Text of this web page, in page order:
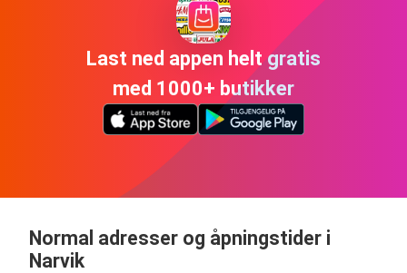
Last ned appen helt gratis
med 1000+ butikker
Normal adresser og åpningstider i
Narvik